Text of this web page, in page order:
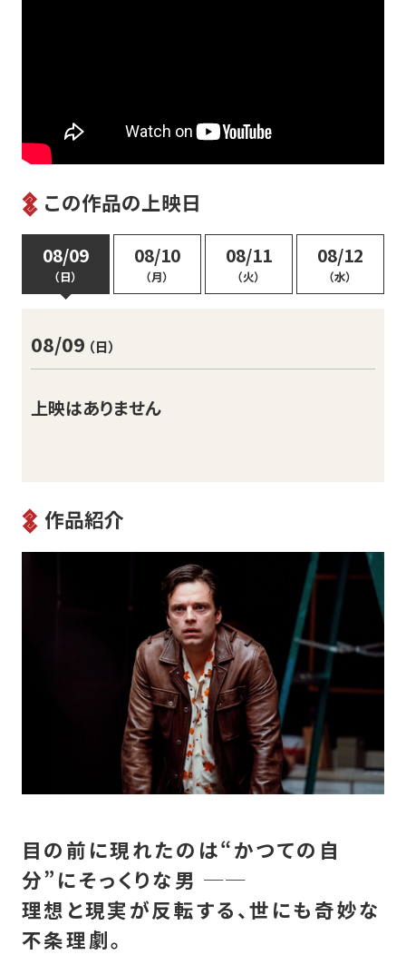
この作品の上映日
08/09
（日）
08/10
（月）
08/11
（火）
08/12
（水）
08/09 （日）
上映はありません
作品紹介
目の前に現れたのは“かつての自
分”にそっくりな男 ──
理想と現実が反転する、世にも奇妙な
不条理劇。